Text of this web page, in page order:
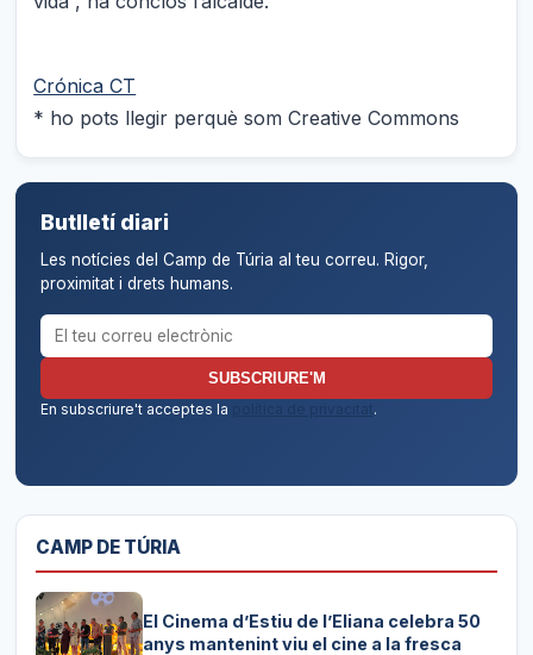
Crónica CT
* ho pots llegir perquè som Creative Commons
Butlletí diari
Les notícies del Camp de Túria al teu correu. Rigor,
proximitat i drets humans.
Correu electrònic per al butlletí
SUBSCRIURE'M
En subscriure't acceptes la
política de privacitat.
CAMP DE TÚRIA
El Cinema d’Estiu de l’Eliana celebra 50
anys mantenint viu el cine a la fresca